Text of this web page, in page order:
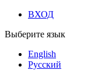
ВХОД
Выберите язык
English
Русский